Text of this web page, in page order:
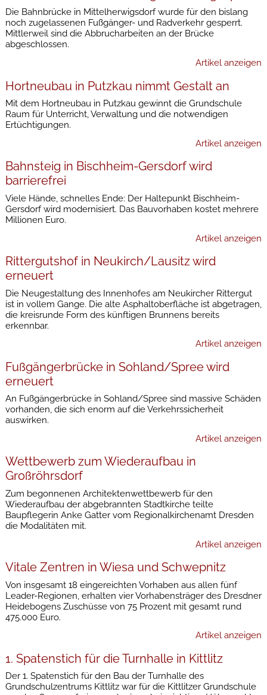
Die Bahnbrücke in Mittelherwigsdorf wurde für den bislang
noch zugelassenen Fußgänger- und Radverkehr gesperrt.
Mittlerweil sind die Abbrucharbeiten an der Brücke
abgeschlossen.
Artikel anzeigen
Hortneubau in Putzkau nimmt Gestalt an
Mit dem Hortneubau in Putzkau gewinnt die Grundschule
Raum für Unterricht, Verwaltung und die notwendigen
Ertüchtigungen.
Artikel anzeigen
Bahnsteig in Bischheim-Gersdorf wird
barrierefrei
Viele Hände, schnelles Ende: Der Haltepunkt Bischheim-
Gersdorf wird modernisiert. Das Bauvorhaben kostet mehrere
Millionen Euro.
Artikel anzeigen
Rittergutshof in Neukirch/Lausitz wird
erneuert
Die Neugestaltung des Innenhofes am Neukircher Rittergut
ist in vollem Gange. Die alte Asphaltoberfläche ist abgetragen,
die kreisrunde Form des künftigen Brunnens bereits
erkennbar.
Artikel anzeigen
Fußgängerbrücke in Sohland/Spree wird
erneuert
An Fußgängerbrücke in Sohland/Spree sind massive Schäden
vorhanden, die sich enorm auf die Verkehrssicherheit
auswirken.
Artikel anzeigen
Wettbewerb zum Wiederaufbau in
Großröhrsdorf
Zum begonnenen Architektenwettbewerb für den
Wiederaufbau der abgebrannten Stadtkirche teilte
Baupflegerin Anke Gatter vom Regionalkirchenamt Dresden
die Modalitäten mit.
Artikel anzeigen
Vitale Zentren in Wiesa und Schwepnitz
Von insgesamt 18 eingereichten Vorhaben aus allen fünf
Leader-Regionen, erhalten vier Vorhabensträger des Dresdner
Heidebogens Zuschüsse von 75 Prozent mit gesamt rund
475.000 Euro.
Artikel anzeigen
1. Spatenstich für die Turnhalle in Kittlitz
Der 1. Spatenstich für den Bau der Turnhalle des
Grundschulzentrums Kittlitz war für die Kittlitzer Grundschule